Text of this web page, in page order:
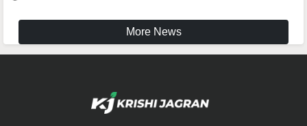
More News